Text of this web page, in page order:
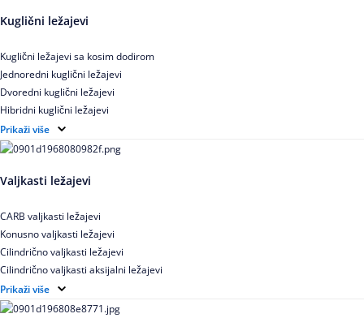
Kuglični ležajevi
Kuglični ležajevi sa kosim dodirom
Jednoredni kuglični ležajevi
Dvoredni kuglični ležajevi
Hibridni kuglični ležajevi
Elektroizolovani kuglični ležajevi
Samopodesivi kuglični ležajevi
Kuglični ležajevi od nerđajućeg čelika
Prikaži više
Valjkasti ležajevi
CARB valjkasti ležajevi
Konusno valjkasti ležajevi
Cilindrično valjkasti ležajevi
Cilindrično valjkasti aksijalni ležajevi
Igličasti ležajevi
Igličasti aksijalni ležajevi
Prikaži više